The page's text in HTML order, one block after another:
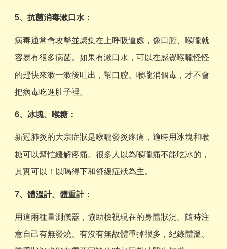
5、抗菌消毒漱口水：
病毒通常會攻擊並聚集在上呼吸道處，像口腔、喉嚨就
容易有很多病菌。如果有漱口水，可以在感覺喉嚨怪怪
的趕快來漱一漱後吐出，幫口腔、喉嚨消個毒，才不會
把病毒吃進肚子裡。
6、冰塊、喉糖：
新冠肺炎的大宗症狀是喉嚨發炎疼痛，適時用冰塊和喉
糖可以幫忙緩解疼痛。很多人以為喉嚨痛不能吃冰的，
其實可以！以喝得下和舒緩症狀為主。
7、體溫計、體重計：
用這兩種量測儀器，協助檢視現在的身體狀況。隨時注
意自己有無發燒、有沒有無故體重掉很多，紀錄體溫、